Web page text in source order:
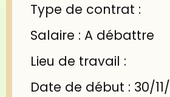
Type de contrat :
Salaire : A débattre
Lieu de travail :
Date de début : 30/